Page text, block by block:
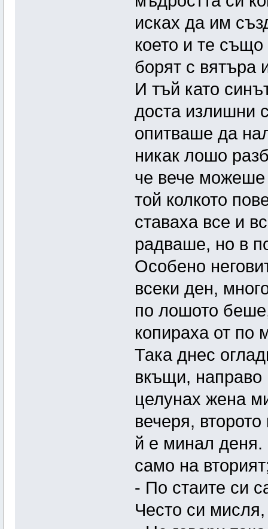
исках да им
което и те
борят с вятъра
И тъй като
доста излишни
опитваше да
никак лошо
че вече можеше
той колкото
ставаха все и
радваше, но в
Особено
всеки ден,
по лошото
копираха от по
Така днес
вкъщи, направо
целунах жена
вечеря,
й е минал деня.
само на
- По стаите си
Често си